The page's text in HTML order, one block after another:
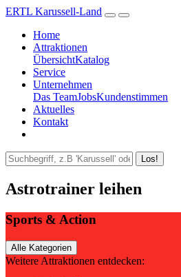
ERTL Karussell-Land
Home
Attraktionen
ÜbersichtKatalog
Service
Unternehmen
Das TeamJobsKundenstimmen
Aktuelles
Kontakt
Los!
Astrotrainer leihen
Sports & Action
Alle Kategorien
Weitere Attraktionen entdecken: